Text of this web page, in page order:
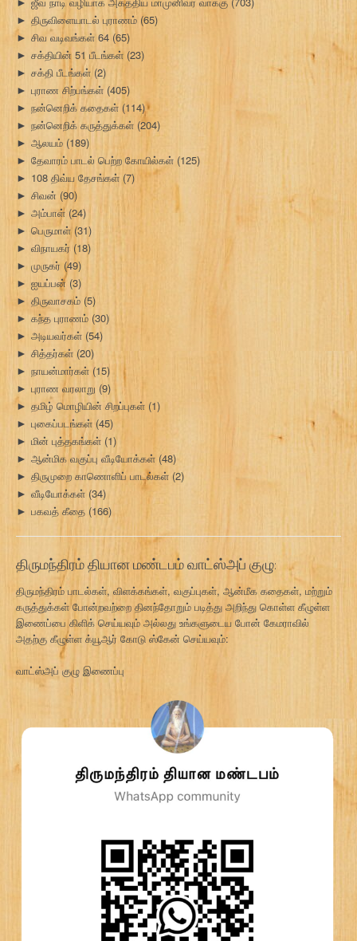
► திருவிளையாடல் புராணம் (65)
► சிவ வடிவங்கள் 64 (65)
► சக்தியின் 51 பீடங்கள் (23)
► சக்தி பீடங்கள் (2)
► புராண சிற்பங்கள் (405)
► நன்னெறிக் கதைகள் (114)
► நன்னெறிக் கருத்துக்கள் (204)
► ஆலயம் (189)
► தேவாரம் பாடல் பெற்ற கோயில்கள் (125)
► 108 திவ்ய தேசங்கள் (7)
► சிவன் (90)
► அம்பாள்(24)
► பெருமாள்(31)
► விநாயகர் (18)
► முருகர் (49)
► ஐயப்பன்(3)
► திருவாசகம் (5)
► கந்த புராணம் (30)
► அடியவர்கள் (54)
► சித்தர்கள் (20)
► நாயன்மார்கள் (15)
► புராண வரலாறு (9)
► தமிழ் மொழியின் சிறப்புகள் (1)
► புகைப்படங்கள் (45)
► மின் புத்தகங்கள் (1)
► ஆன்மிக வகுப்பு வீடியோக்கள் (48)
► திருமுறை காணொளிப் பாடல்கள் (2)
► வீடியோக்கள் (34)
► பகவத் கீதை (166)
திருமந்திரம் தியான மண்டபம் வாட்ஸ்அப் குழு:
திருமந்திரம் பாடல்கள், விளக்கங்கள், வகுப்புகள், ஆன்மீக கதைகள், மற்றும்
கருத்துக்கள் போன்றவற்றை தினந்தோறும் படித்து அறிந்து கொள்ள கீழுள்ள
இணைப்பை கிளிக் செய்யவும் அல்லது உங்களுடைய போன் கேமராவில்
அதற்கு கீழுள்ள க்யூஆர் கோடு ஸ்கேன் செய்யவும்:
வாட்ஸ்அப் குழு இணைப்பு